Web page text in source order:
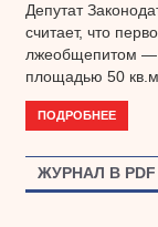
Депутат
считает, что
лжеобщепитом
площадью 50
ПОДРОБНЕЕ
ЖУРНАЛ В PDF